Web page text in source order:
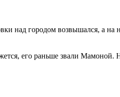
над городом возвышался, а на
его раньше звали